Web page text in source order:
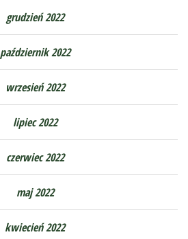
grudzień 2022
październik 2022
wrzesień 2022
lipiec 2022
czerwiec 2022
maj 2022
kwiecień 2022